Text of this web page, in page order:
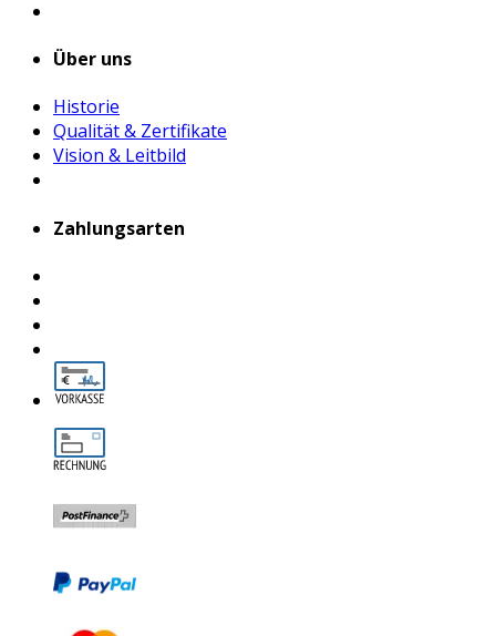
Über uns
Historie
Qualität & Zertifikate
Vision & Leitbild
Zahlungsarten